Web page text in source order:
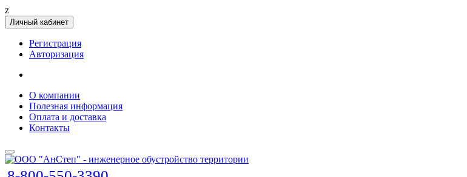
z
Личный кабинет
Регистрация
Авторизация
О компании
Полезная информация
Оплата и доставка
Контакты